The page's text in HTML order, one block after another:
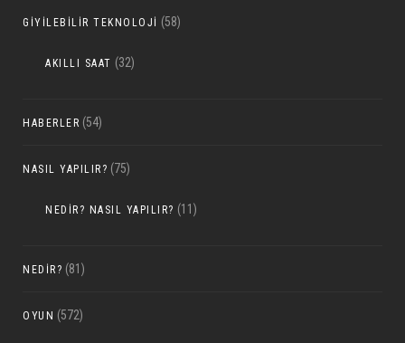
GIYILEBILIR TEKNOLOJI (58)
AKILLI SAAT (32)
HABERLER (54)
NASIL YAPILIR? (75)
NEDIR? NASIL YAPILIR? (11)
NEDIR? (81)
OYUN (572)